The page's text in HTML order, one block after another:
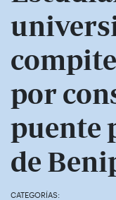
por
puente
de
CATEGORÍAS: